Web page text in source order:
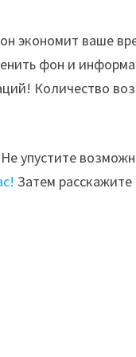
экономит ваше
фон и
Количество
упустите
Затем